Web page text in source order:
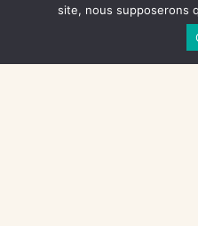
site, nous supposerons